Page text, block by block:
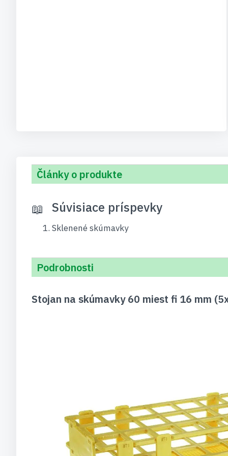
Články o produkte
Súvisiace príspevky
Sklenené skúmavky
Podrobnosti
Stojan na skúmavky 60 miest fi 16 mm